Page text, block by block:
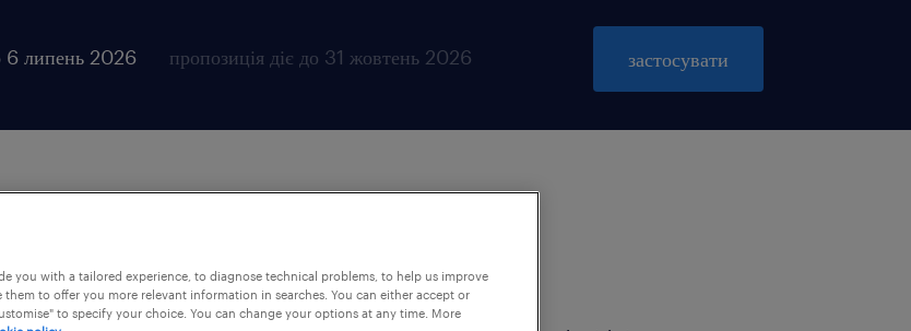
6 липень 2026 пропозиція діє до 31 жовтень 2026 застосувати
you with a tailored experience, to diagnose technical problems, to help us improve
them to offer you more relevant information in searches. You can either accept or
to specify your choice. You can change your options at any time. More